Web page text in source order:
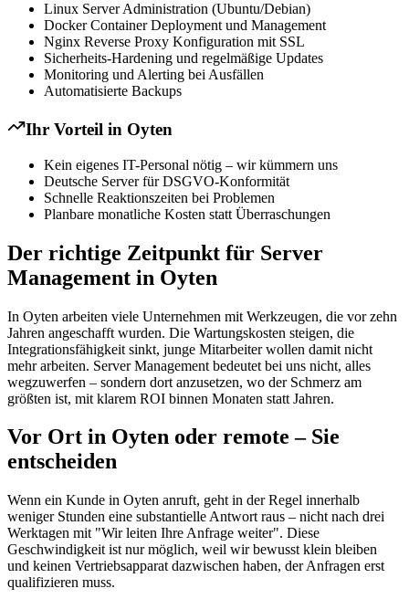
Linux Server Administration (Ubuntu/Debian)
Docker Container Deployment und Management
Nginx Reverse Proxy Konfiguration mit SSL
Sicherheits-Hardening und regelmäßige Updates
Monitoring und Alerting bei Ausfällen
Automatisierte Backups
Ihr Vorteil in Oyten
Kein eigenes IT-Personal nötig – wir kümmern uns
Deutsche Server für DSGVO-Konformität
Schnelle Reaktionszeiten bei Problemen
Planbare monatliche Kosten statt Überraschungen
Der richtige Zeitpunkt für Server
Management in Oyten
In Oyten arbeiten viele Unternehmen mit Werkzeugen, die vor zehn
Jahren angeschafft wurden. Die Wartungskosten steigen, die
Integrationsfähigkeit sinkt, junge Mitarbeiter wollen damit nicht
mehr arbeiten. Server Management bedeutet bei uns nicht, alles
wegzuwerfen – sondern dort anzusetzen, wo der Schmerz am
größten ist, mit klarem ROI binnen Monaten statt Jahren.
Vor Ort in Oyten oder remote – Sie
entscheiden
Wenn ein Kunde in Oyten anruft, geht in der Regel innerhalb
weniger Stunden eine substantielle Antwort raus – nicht nach drei
Werktagen mit "Wir leiten Ihre Anfrage weiter". Diese
Geschwindigkeit ist nur möglich, weil wir bewusst klein bleiben
und keinen Vertriebsapparat dazwischen haben, der Anfragen erst
qualifizieren muss.